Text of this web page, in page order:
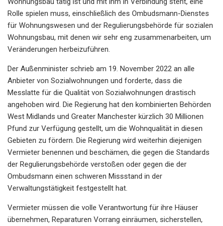
Rolle spielen muss, einschließlich des Ombudsmann-Dienstes
für Wohnungswesen und der Regulierungsbehörde für sozialen
Wohnungsbau, mit denen wir sehr eng zusammenarbeiten, um
Veränderungen herbeizuführen.
Der Außenminister schrieb am 19. November 2022 an alle
Anbieter von Sozialwohnungen und forderte, dass die
Messlatte für die Qualität von Sozialwohnungen drastisch
angehoben wird. Die Regierung hat den kombinierten Behörden
West Midlands und Greater Manchester kürzlich 30 Millionen
Pfund zur Verfügung gestellt, um die Wohnqualität in diesen
Gebieten zu fördern. Die Regierung wird weiterhin diejenigen
Vermieter benennen und beschämen, die gegen die Standards
der Regulierungsbehörde verstoßen oder gegen die der
Ombudsmann einen schweren Missstand in der
Verwaltungstätigkeit festgestellt hat.
Vermieter müssen die volle Verantwortung für ihre Häuser
übernehmen, Reparaturen Vorrang einräumen, sicherstellen,